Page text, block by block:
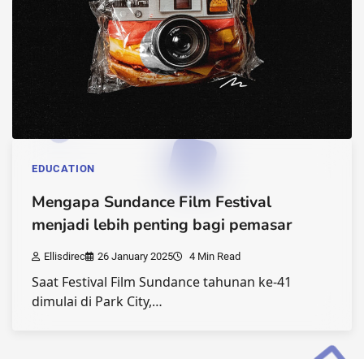
EDUCATION
Mengapa Sundance Film Festival
menjadi lebih penting bagi pemasar
Ellisdirec 26 January 2025 4 Min Read
Saat Festival Film Sundance tahunan ke-41
dimulai di Park City,…